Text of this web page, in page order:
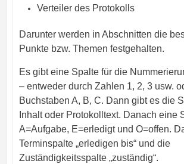
Verteiler des Protokolls
Darunter werden in Abschnitten die
Punkte bzw. Themen festgehalten.
Es gibt eine Spalte für die
– entweder durch Zahlen 1, 2, 3 usw.
Buchstaben A, B, C. Dann gibt es die
Inhalt oder Protokolltext. Danach eine
A=Aufgabe, E=erledigt und O=offen.
Terminspalte „erledigen bis“ und die
Zuständigkeitsspalte „zuständig“.